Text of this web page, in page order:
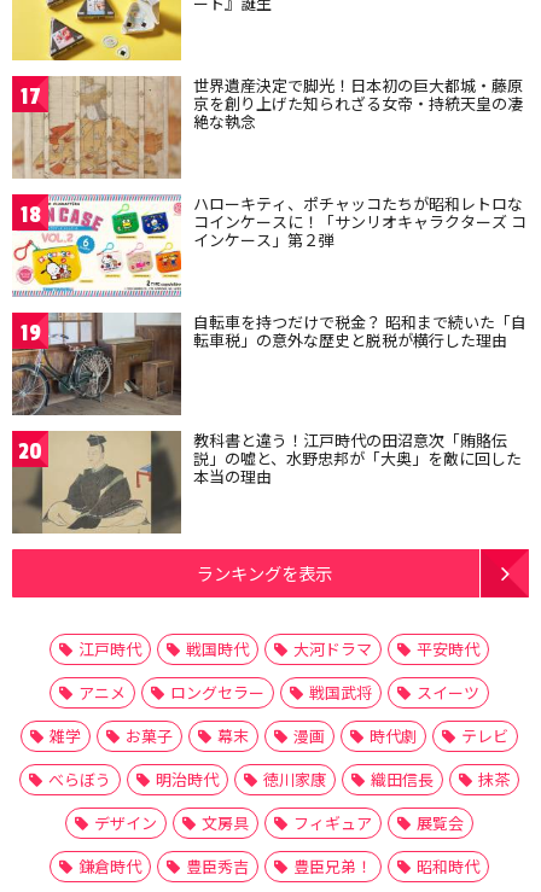
17 世界遺産決定で脚光！日本初の巨大都城・藤原
京を創り上げた知られざる女帝・持統天皇の凄
絶な執念
18 ハローキティ、ポチャッコたちが昭和レトロな
コインケースに！「サンリオキャラクターズ コ
インケース」第２弾
19 自転車を持つだけで税金？ 昭和まで続いた「自
転車税」の意外な歴史と脱税が横行した理由
20 教科書と違う！江戸時代の田沼意次「賄賂伝
説」の嘘と、水野忠邦が「大奥」を敵に回した
本当の理由
ランキングを表示
江戸時代 戦国時代 大河ドラマ
平安時代
アニメ
ロングセラー 戦国武将
スイーツ
雑学
お菓子 幕末 漫画 時代劇
テレビ
べらぼう
明治時代 徳川家康 織田信長
抹茶
デザイン
文房具 フィギュア
展覧会
鎌倉時代
豊臣秀吉 豊臣兄弟！
昭和時代